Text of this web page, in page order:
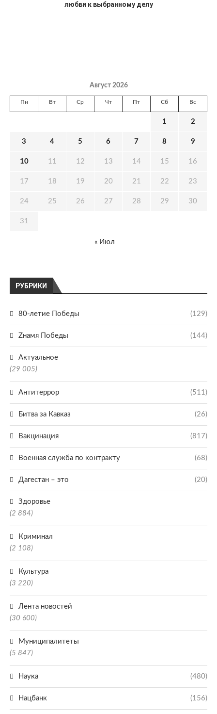
любви к выбранному делу
РУБРИКИ
80-летие Победы (129)
Zнамя Победы (144)
Актуальное
(29 005)
Антитеррор (511)
Битва за Кавказ (26)
Вакцинация (817)
Военная служба по контракту (68)
Дагестан – это (20)
Здоровье
(2 884)
Криминал
(2 108)
Культура
(3 220)
Лента новостей
(30 600)
Муниципалитеты
(5 847)
Наука (480)
Нацбанк (156)
Август 2026
Пн Вт Ср Чт Пт Сб Вс
1 2
3 4 5 6 7 8 9
10 11 12 13 14 15 16
17 18 19 20 21 22 23
24 25 26 27 28 29 30
31
« Июл